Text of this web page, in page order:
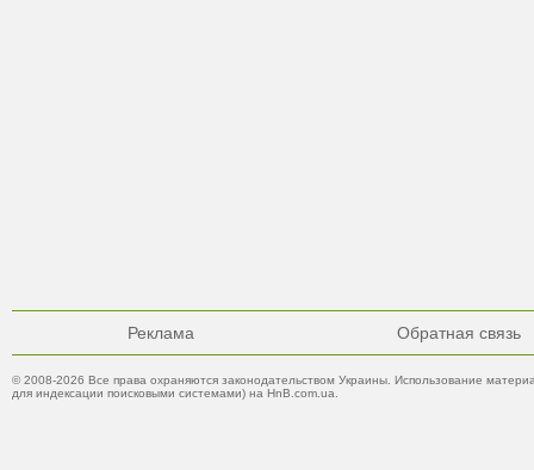
Реклама Обратная связь
© 2008-2026 Все права охраняются законодательством Украины. Использование
для индексации поисковыми системами) на HnB.com.ua.